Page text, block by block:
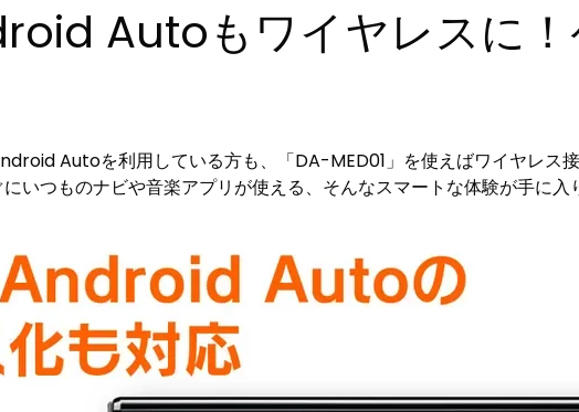
Autoもワイヤレスに
Autoを利用している方も、「DA-MED01」を使えばワイヤレス
いつものナビや音楽アプリが使える、そんなスマートな体験が手に入